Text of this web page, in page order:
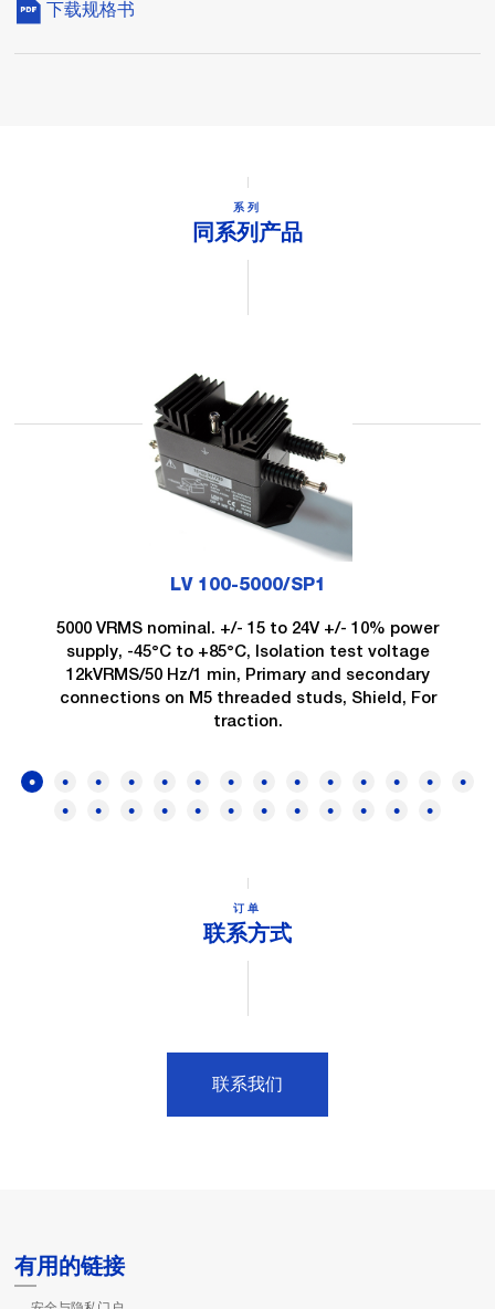
下载规格书
系列
同系列产品
LV 100-5000/SP1
5000 VRMS nominal. +/- 15 to 24V +/- 10% power
supply, -45°C to +85°C, Isolation test voltage
12kVRMS/50 Hz/1 min, Primary and secondary
connections on M5 threaded studs, Shield, For
traction.
订单
联系方式
联系我们
有用的链接